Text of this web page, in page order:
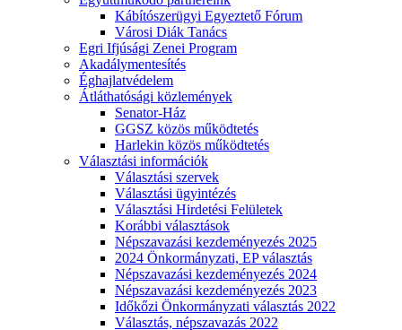
Kábítószerügyi Egyeztető Fórum
Városi Diák Tanács
Egri Ifjúsági Zenei Program
Akadálymentesítés
Éghajlatvédelem
Átláthatósági közlemények
Senator-Ház
GGSZ közös működtetés
Harlekin közös működtetés
Választási információk
Választási szervek
Választási ügyintézés
Választási Hirdetési Felületek
Korábbi választások
Népszavazási kezdeményezés 2025
2024 Önkormányzati, EP választás
Népszavazási kezdeményezés 2024
Népszavazási kezdeményezés 2023
Időkőzi Önkormányzati választás 2022
Választás, népszavazás 2022